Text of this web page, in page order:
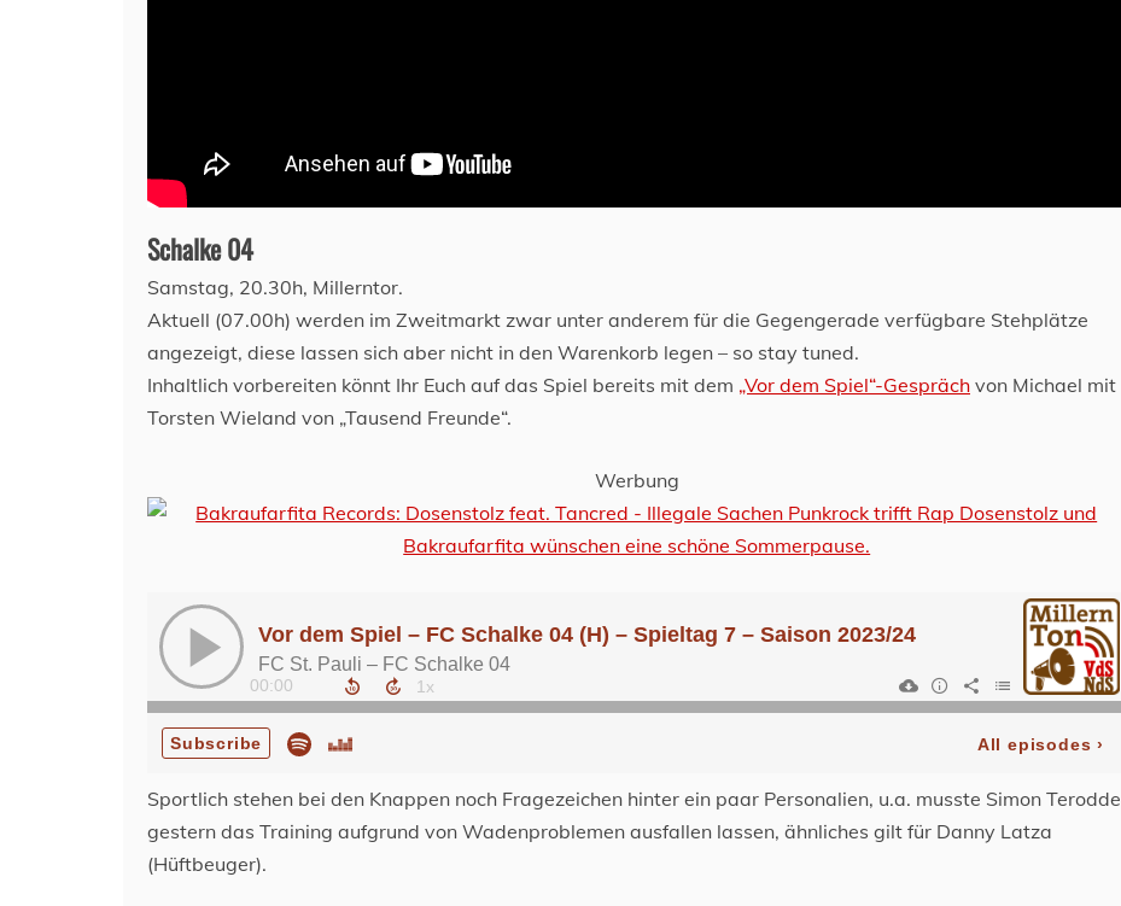
Schalke 04
Samstag, 20.30h, Millerntor.
Aktuell (07.00h) werden im Zweitmarkt zwar unter anderem für die Gegengerade verfügbare Stehplätze
angezeigt, diese lassen sich aber nicht in den Warenkorb legen – so stay tuned.
Inhaltlich vorbereiten könnt Ihr Euch auf das Spiel bereits mit dem „Vor dem Spiel“-Gespräch von Michael mit
Torsten Wieland von „Tausend Freunde“.
Werbung
Sportlich stehen bei den Knappen noch Fragezeichen hinter ein paar Personalien, u.a. musste Simon Terodde
gestern das Training aufgrund von Wadenproblemen ausfallen lassen, ähnliches gilt für Danny Latza
(Hüftbeuger).